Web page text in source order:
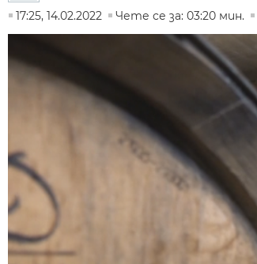
17:25, 14.02.2022
Чете се за: 03:20 мин.